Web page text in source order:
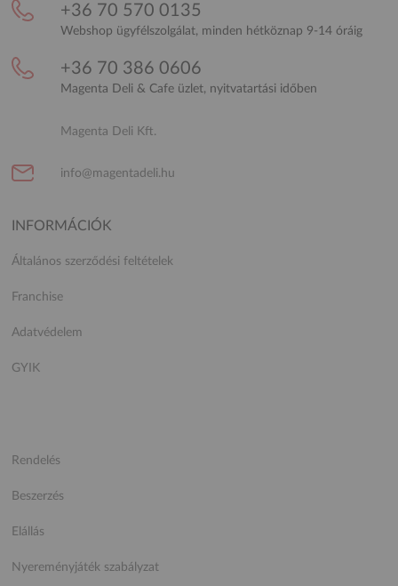
+36 70 570 0135
Webshop ügyfélszolgálat, minden hétköznap 9-14 óráig
+36 70 386 0606
Magenta Deli & Cafe üzlet, nyitvatartási időben
Magenta Deli Kft.
info@magentadeli.hu
INFORMÁCIÓK
Általános szerződési feltételek
Franchise
Adatvédelem
GYIK
Rendelés
Beszerzés
Elállás
Nyereményjáték szabályzat